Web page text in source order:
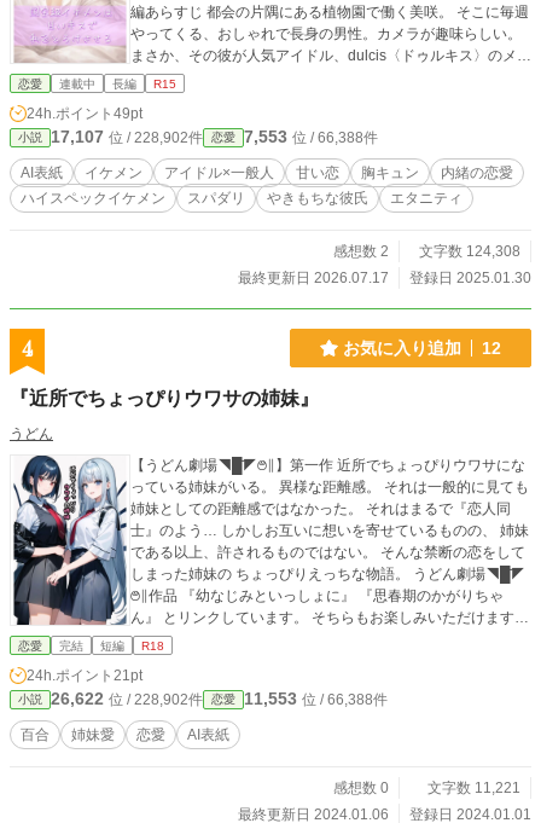
編あらすじ 都会の片隅にある植物園で働く美咲。 そこに毎週
やってくる、おしゃれで長身の男性。カメラが趣味らしい。
まさか、その彼が人気アイドル、dulcis〈ドゥルキス〉のメン
バーだとは気づきもしなかった。ある日、彼からの「今夜会
いに変わるときがきた。 【作者より】 ・章ごとに完結してい
るので、長編ですがお好きな章から読んでいただいてOKです
・みなさまの心にいる、推しを思いながら読んでください…
・dulcis〈ドゥルキス〉は5人組アイドル。他のメンバーの物
語も合わせてご覧ください ※2026年3月より改稿していきま
く変わることはありませんがご了承ください。
恋愛 連載中 長編 R15
24h.ポイント 49pt
小説 17,107 位 / 228,902件 恋愛 7,553 位 / 66,388件
AI表紙 イケメン アイドル×一般人 甘い恋 胸キュン
内緒の恋愛
ハイスペックイケメン
スパダリ やきもちな彼氏 エタニティ
感想数 2
文字数 124,308
最終更新日 2026.07.17
登録日 2025.01.30
4 お気に入り追加 12
『近所でちょっぴりウワサの姉妹』
うどん
【うどん劇場◥█̆̈◤࿉∥】第一作 近所でちょっぴりウワサにな
っている姉妹がいる。 異様な距離感。 それは一般的に見ても
姉妹としての距離感ではなかった。 それはまるで『恋人同
士』のよう… しかしお互いに想いを寄せているものの、 姉妹
である以上、許されるものではない。 そんな禁断の恋をして
しまった姉妹の ちょっぴりえっちな物語。 うどん劇場◥█̆̈◤
࿉∥作品 『幼なじみといっしょに』 『思春期のかがりちゃ
ん』 とリンクしています。 そちらもお楽しみいただけますと
幸いです。 ※表紙・挿絵はAI生成です。 ※他所で投稿してい
恋愛 完結 短編 R18
24h.ポイント 21pt
小説 26,622 位 / 228,902件 恋愛 11,553 位 / 66,388件
百合 姉妹愛 恋愛 AI表紙
感想数 0
文字数 11,221
最終更新日 2024.01.06
登録日 2024.01.01